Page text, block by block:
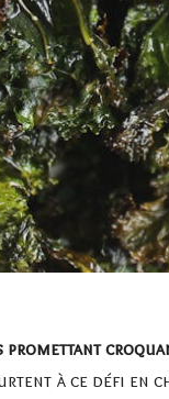
promettant
à ce défi en